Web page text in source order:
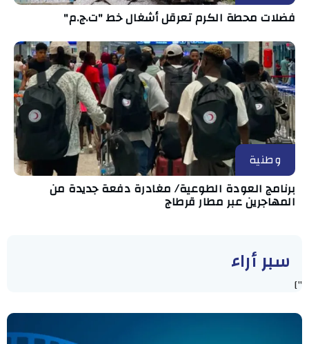
فضلات محطة الكرم تعرقل أشغال خط "ت.ج.م"
وطنية
برنامج العودة الطوعية/ مغادرة دفعة جديدة من
المهاجرين عبر مطار قرطاج
سبر أراء
"]